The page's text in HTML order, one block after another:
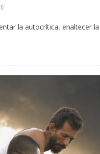
la autocrítica, enaltecer